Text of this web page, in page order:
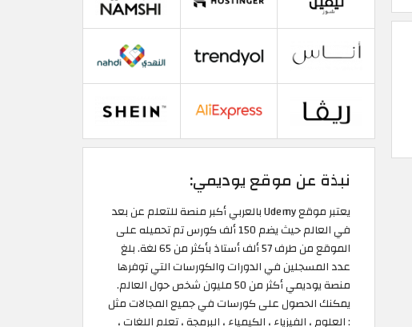
نبذة عن موقع يوديمي:
يعتبر موقع Udemy بالعربي أكبر منصة للتعلم عن بعد
في العالم حيث يضم 150 ألف كورس تم تحميله على
الموقع من طرف 57 ألف أستاذ بأكثر من 65 لغة. بلغ
عدد المسجلين في الدورات والكورسات التي توفرها
منصة يوديمي أكثر من 50 مليون شخص حول العالم.
يمكنك الحصول على كورسات في جميع المجالات مثل
: العلوم ، الفيزياء ، الكيمياء ، البرمجة ، تعلم اللغات ،